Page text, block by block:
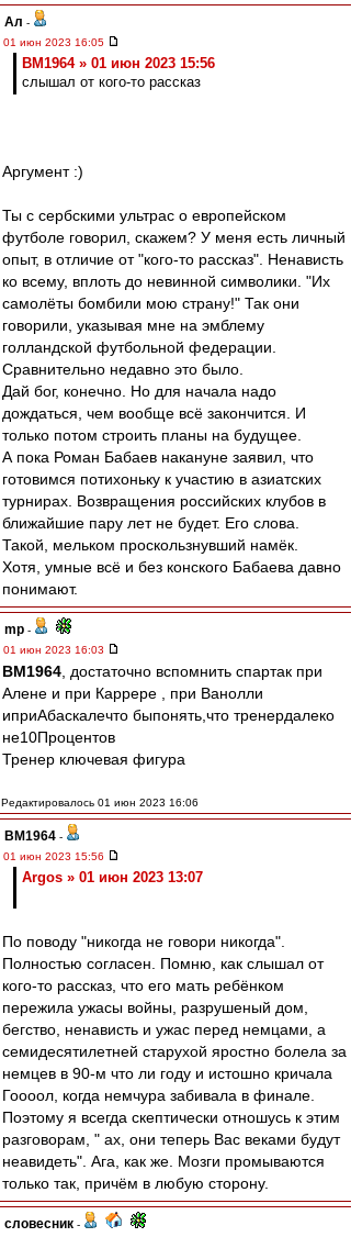
Ал -
01 июн 2023 16:05
BM1964 » 01 июн 2023 15:56
слышал от кого-то рассказ
Аргумент :)
Ты с сербскими ультрас о европейском
футболе говорил, скажем? У меня есть личный
опыт, в отличие от "кого-то рассказ". Ненависть
ко всему, вплоть до невинной символики. "Их
самолёты бомбили мою страну!" Так они
говорили, указывая мне на эмблему
голландской футбольной федерации.
Сравнительно недавно это было.
Дай бог, конечно. Но для начала надо
дождаться, чем вообще всё закончится. И
только потом строить планы на будущее.
А пока Роман Бабаев накануне заявил, что
готовимся потихоньку к участию в азиатских
турнирах. Возвращения российских клубов в
ближайшие пару лет не будет. Его слова.
Такой, мельком проскользнувший намёк.
Хотя, умные всё и без конского Бабаева давно
понимают.
mp -
01 июн 2023 16:03
BM1964 , достаточно вспомнить спартак при
Алене и при Каррере , при Ванолли
иприАбаскалечто быпонять,что тренердалеко
не10Процентов
Тренер ключевая фигура
Редактировалось 01 июн 2023 16:06
BM1964 -
01 июн 2023 15:56
Argos » 01 июн 2023 13:07
По поводу "никогда не говори никогда".
Полностью согласен. Помню, как слышал от
кого-то рассказ, что его мать ребёнком
пережила ужасы войны, разрушеный дом,
бегство, ненависть и ужас перед немцами, а
семидесятилетней старухой яростно болела за
немцев в 90-м что ли году и истошно кричала
Гоооол, когда немчура забивала в финале.
Поэтому я всегда скептически отношусь к этим
разговорам, " ах, они теперь Вас веками будут
неавидеть". Ага, как же. Мозги промываются
только так, причём в любую сторону.
словесник -